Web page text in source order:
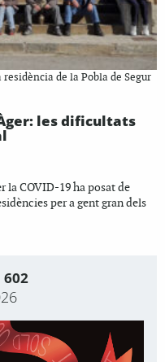
de la Pobla de Segur
les dificultats
la COVID-19 ha posat de
per a gent gran dels
602